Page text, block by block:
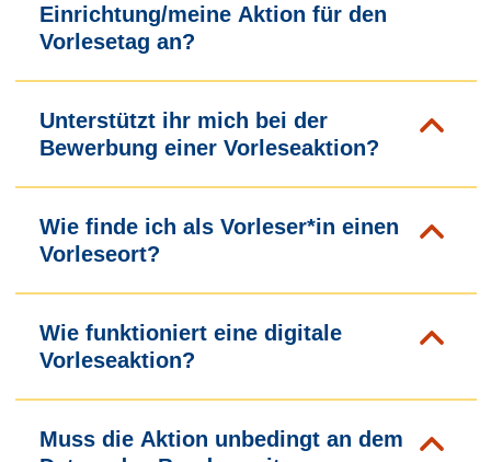
Einrichtung/meine Aktion für den
Vorlesetag an?
Unterstützt ihr mich bei der
Bewerbung einer Vorleseaktion?
Wie finde ich als Vorleser*in einen
Vorleseort?
Wie funktioniert eine digitale
Vorleseaktion?
Muss die Aktion unbedingt an dem